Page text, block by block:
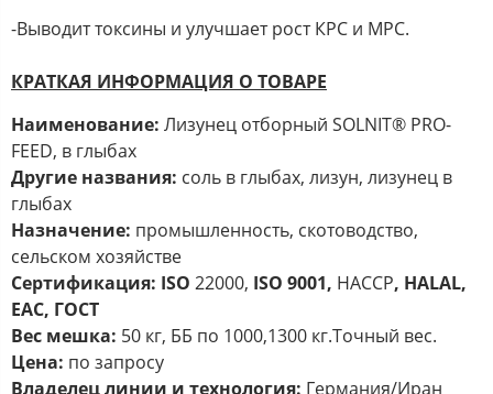
-Выводит токсины и улучшает рост КРС и МРС.
КРАТКАЯ ИНФОРМАЦИЯ О ТОВАРЕ
Наименование: Лизунец отборный SOLNIT® PRO-
FEED, в глыбах
Другие названия: соль в глыбах, лизун, лизунец в
глыбах
Назначение: промышленность, скотоводство,
сельском хозяйстве
Сертификация: ISO 22000, ISO 9001, HACCP, HALAL,
ЕАС, ГОСТ
Вес мешка: 50 кг, ББ по 1000,1300 кг.Точный вес.
Цена: по запросу
Владелец линии и технология: Германия/Иран